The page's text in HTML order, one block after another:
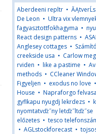
Aberdeeni repltr • ĂĄtverĹs
De Leon • Ultra vix
fagyasztottfokhagyma •
React design patterns •
Anglesey cottages •
creekside usa • Carlow
rviden • like a pastime •
methods • CCleaner
Figyeljen • exodus no love •
House • Napraforgo
gyflkapu nyugdj lekrdezs •
nyomtatvďż˝ny letďż˝ltďż˝se
előzetes • tesco
• AGLstockforecast •